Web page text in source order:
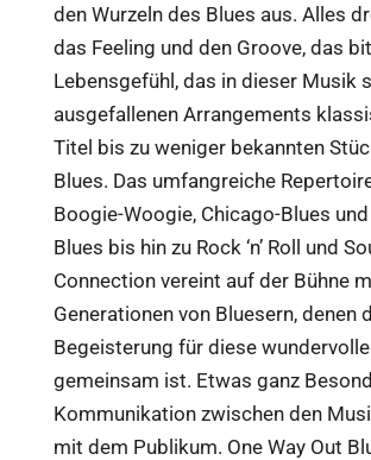
den Wurzeln des Blues aus. Alles
das Feeling und den Groove, das
Lebensgefühl, das in dieser Musik
ausgefallenen Arrangements
Titel bis zu weniger bekannten
Blues. Das umfangreiche
Boogie-Woogie, Chicago-Blues und
Blues bis hin zu Rock ‘n’ Roll und
Connection vereint auf der Bühne
Generationen von Bluesern, denen
Begeisterung für diese
gemeinsam ist. Etwas ganz
Kommunikation zwischen den
mit dem Publikum. One Way Out